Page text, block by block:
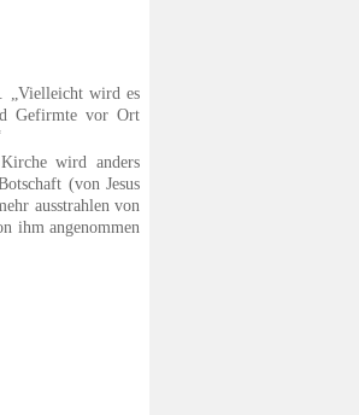
„Vielleicht wird es
Gefirmte vor Ort
wird anders
(von Jesus
ausstrahlen von
ihm angenommen